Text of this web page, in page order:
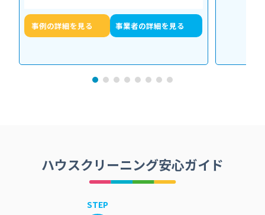
事例の詳細を見る 事業者の詳細を見る
ハウスクリーニング安心ガイド
STEP